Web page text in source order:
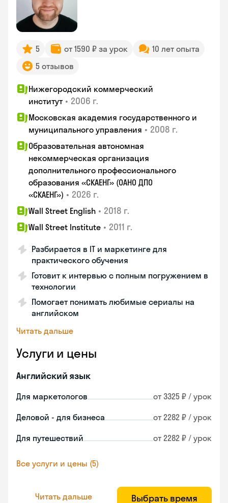
5 от 1590 ₽ за урок
10 лет опыта
5 отзывов
Нижегородский коммерческий
институт • 2006 г.
Московская академия государственного и
муниципального управления • 2008 г.
Образовательная автономная
некоммерческая организация
дополнительного профессионального
образования «СКАЕНГ» (ОАНО ДПО
«СКАЕНГ») • 2026 г.
Wall Street English • 2018 г.
Wall Street Institute • 2011 г.
Разбирается в IT и маркетинге для
практического обучения
Готовит к интервью с полным погружением в
технологии
Помогает понимать любимые сериалы на
английском
Читать дальше
Услуги и цены
Английский язык
Для маркетологов от 3325 ₽ / урок
Деловой - для бизнеса от 2282 ₽ / урок
Для путешествий от 2282 ₽ / урок
Все услуги и цены (5)
Читать дальше Выбрать время